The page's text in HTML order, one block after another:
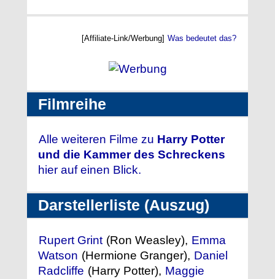
[Affiliate-Link/Werbung] Was bedeutet das?
Filmreihe
Alle weiteren Filme zu Harry Potter
und die Kammer des Schreckens
hier auf einen Blick.
Darstellerliste (Auszug)
Rupert Grint (Ron Weasley), Emma
Watson (Hermione Granger), Daniel
Radcliffe (Harry Potter), Maggie